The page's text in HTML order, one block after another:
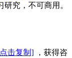
究，不可商用。
击复制] ，获得咨